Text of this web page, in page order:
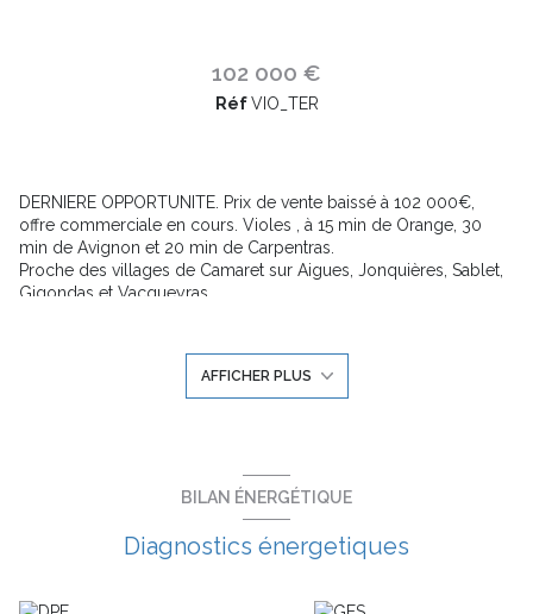
102 000 €
RéfVIO_TER
DERNIERE OPPORTUNITE. Prix de vente baissé à 102 000€,
offre commerciale en cours. Violes , à 15 min de Orange, 30
min de Avignon et 20 min de Carpentras.
Proche des villages de Camaret sur Aigues, Jonquières, Sablet,
Gigondas et Vacqueyras.
Aucune obligation constructeur. Terrain viabilisé de 594 m2, prêt
à construire et dossier de PC déposable immédiatement.
Prix direct lotisseur. N'hésitez pas à nous consulter pour tout
complément d’information, 06 134 441 04
AFFICHER PLUS
BILAN ÉNERGÉTIQUE
Diagnostics énergetiques